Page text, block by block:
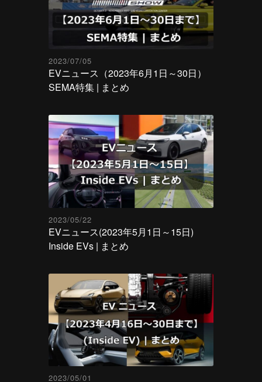
2023/07/05
EVニュース（2023年6月1日～30日）
SEMA特集 | まとめ
2023/05/22
EVニュース(2023年5月1日～15日)
Inside EVs | まとめ
2023/05/01